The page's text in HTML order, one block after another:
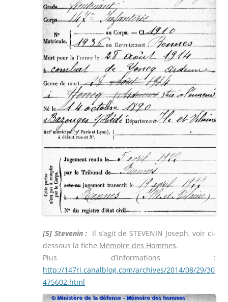
[5] Stevenin : Il s’agit de STEVENIN Joseph, voir ci-
dessous la fiche Mémoire des Hommes.
Plus d’informations :
http://147ri.canalblog.com/archives/2014/08/29/30
475602.html